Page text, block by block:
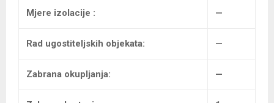
Mjere izolacije : —
Rad ugostiteljskih objekata: —
Zabrana okupljanja: —